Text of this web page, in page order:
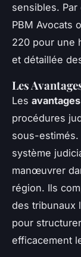
sensibles.
PBM Avocats
220 pour une
et détaillée
Les
Les
procédures
sous-
système
manœuvrer
région. Ils
des tribunaux
pour
efficacement